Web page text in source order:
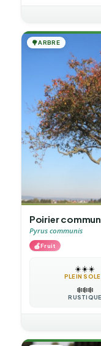
🌳ARBRE
Poirier commun
Pyrus communis
🍎Fruit
☀️☀️☀️
PLEIN
❄️❄️❄️
RUSTIQUE